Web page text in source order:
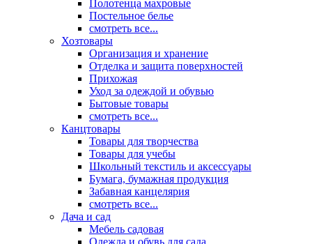
Полотенца махровые
Постельное белье
смотреть все...
Хозтовары
Организация и хранение
Отделка и защита поверхностей
Прихожая
Уход за одеждой и обувью
Бытовые товары
смотреть все...
Канцтовары
Товары для творчества
Товары для учебы
Школьный текстиль и аксессуары
Бумага, бумажная продукция
Забавная канцелярия
смотреть все...
Дача и сад
Мебель садовая
Одежда и обувь для сада